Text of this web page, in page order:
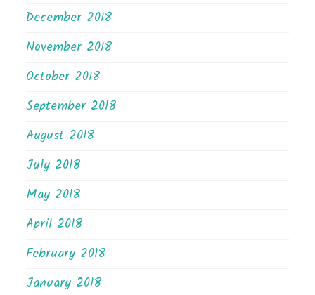
December 2018
November 2018
October 2018
September 2018
August 2018
July 2018
May 2018
April 2018
February 2018
January 2018